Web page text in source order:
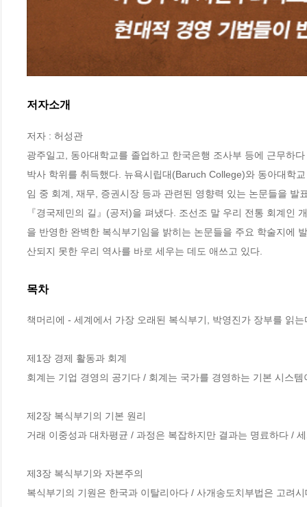
저자소개
저자 : 허성관
광주일고, 동아대학교를 졸업하고 한국은행 조사부 등에 근무하
박사 학위를 취득했다. 뉴욕시립대(Baruch College)와 동아대학
임 중 회계, 재무, 증권시장 등과 관련된 영향력 있는 논문들을
『경국제민의 길』(공저)을 펴냈다. 조선조 말 우리 전통 회계인
을 반영한 완벽한 복식부기임을 밝히는 논문들을 주요 학술지에
산되지 못한 우리 역사를 바로 세우는 데도 애쓰고 있다.
목차
책머리에 - 세계에서 가장 오래된 복식부기, 박영진가 장부를 읽는
제1장 경제 활동과 회계
회계는 기업 경영의 공기다 / 회계는 국가를 경영하는 기본 시스
제2장 복식부기의 기본 원리
거래 이중성과 대차평균 / 과정은 복잡하지만 결과는 명료하다 /
제3장 복식부기와 자본주의
복식부기의 기원은 한국과 이탈리아다 / 사개송도치부법은 고려